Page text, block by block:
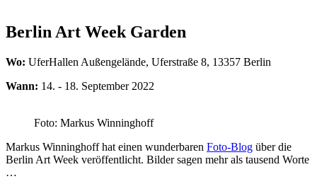
Berlin Art Week Garden
Wo: UferHallen Außengelände, Uferstraße 8, 13357 Berlin
Wann: 14. - 18. September 2022
Foto: Markus Winninghoff
Markus Winninghoff hat einen wunderbaren Foto-Blog über die
Berlin Art Week veröffentlicht. Bilder sagen mehr als tausend Worte
…